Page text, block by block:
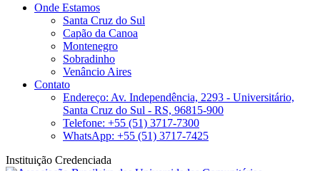
Onde Estamos
Santa Cruz do Sul
Capão da Canoa
Montenegro
Sobradinho
Venâncio Aires
Contato
Endereço: Av. Independência, 2293 - Universitário,
Santa Cruz do Sul - RS, 96815-900
Telefone: +55 (51) 3717-7300
WhatsApp: +55 (51) 3717-7425
Instituição Credenciada